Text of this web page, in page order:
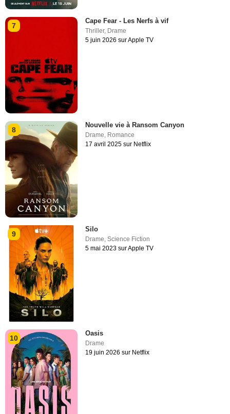
7
Cape Fear - Les Nerfs à vif
Thriller, Drame
5 juin 2026 sur Apple TV
8
Nouvelle vie à Ransom Canyon
Drame, Romance
17 avril 2025 sur Netflix
9
Silo
Drame,Science Fiction
5 mai 2023 sur Apple TV
10
Oasis
Drame
19 juin 2026 sur Netflix